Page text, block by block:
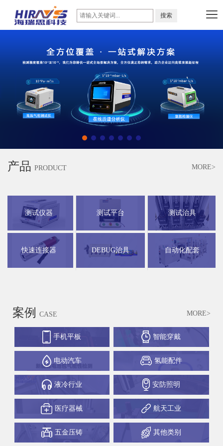
产品 PRODUCT MORE>
测试仪器 测试平台 测试治具
快速连接器 DEBUG治具 自动化配套
案例 CASE MORE>
手机平板 智能穿戴
电动汽车 氢能配件
液冷行业 安防照明
医疗器械 航天工业
五金压铸 其他类别